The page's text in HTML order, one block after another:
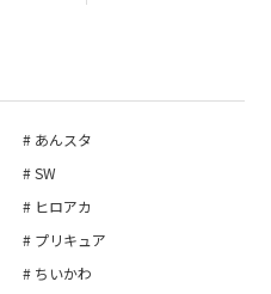
あんスタ
SW
ヒロアカ
プリキュア
ちいかわ